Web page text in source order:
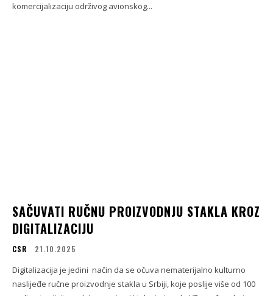
komercijalizaciju održivog avionskog...
SAČUVATI RUČNU PROIZVODNJU STAKLA KROZ
DIGITALIZACIJU
CSR 21.10.2025
Digitalizacija je jedini način da se očuva nematerijalno kulturno
naslijeđe ručne proizvodnje stakla u Srbiji, koje poslije više od 100